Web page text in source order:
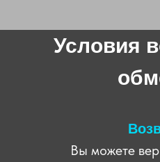
Условия
Вы можете